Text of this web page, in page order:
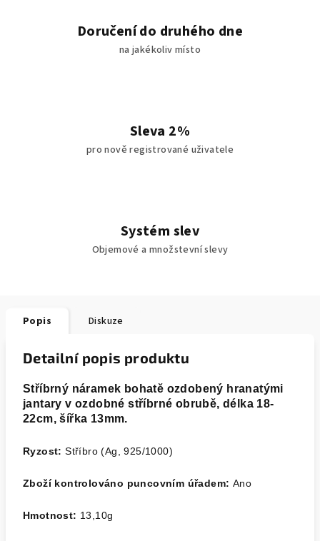
Doručení do druhého dne
na jakékoliv místo
Sleva 2%
pro nově registrované uživatele
Systém slev
Objemové a množstevní slevy
Popis Diskuze
Detailní popis produktu
Stříbrný náramek bohatě ozdobený hranatými
jantary v ozdobné stříbrné obrubě, délka 18-
22cm, šířka 13mm.
Ryzost:Stříbro (Ag, 925/1000)
Zboží kontrolováno puncovním úřadem: Ano
Hmotnost: 13,10g